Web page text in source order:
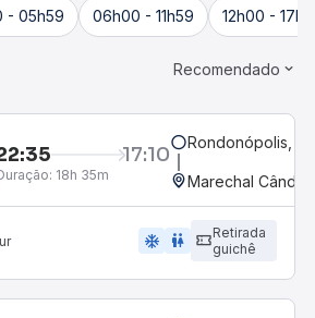
- 05h59 06h00 - 11h59 12h00 -
Recomendado
17:10
18h 35m
Rondonópolis,
Marechal
ac_unit wc
Retirada
guichê